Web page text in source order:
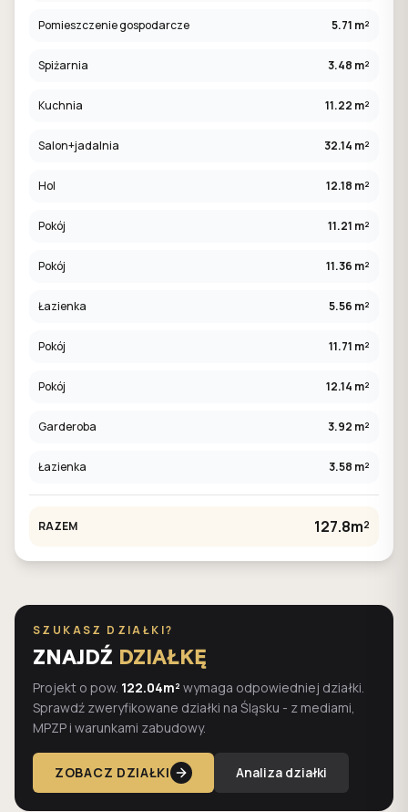
Pomieszczenie gospodarcze 5.71 m²
Spiżarnia 3.48 m²
Kuchnia 11.22 m²
Salon+jadalnia 32.14 m²
Hol 12.18 m²
Pokój 11.21 m²
Pokój 11.36 m²
Łazienka 5.56 m²
Pokój 11.71 m²
Pokój 12.14 m²
Garderoba 3.92 m²
Łazienka 3.58 m²
RAZEM 127.8m²
SZUKASZ DZIAŁKI?
ZNAJDŹ DZIAŁKĘ
Projekt o pow. 122.04m² wymaga odpowiedniej działki.
Sprawdź zweryfikowane działki na Śląsku - z mediami,
MPZP i warunkami zabudowy.
ZOBACZ DZIAŁKI Analiza działki